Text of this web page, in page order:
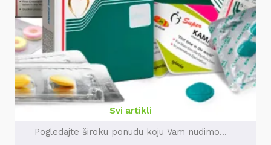
Svi artikli
Pogledajte široku ponudu koju Vam nudimo...